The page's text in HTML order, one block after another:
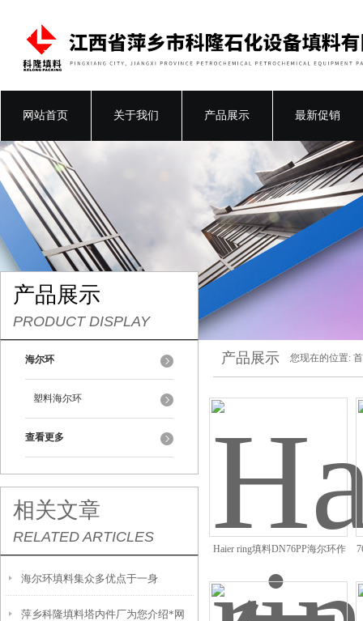
网站首页 关于我们 产品展示 最新促销
产品展示
PRODUCT DISPLAY
海尔环
塑料海尔环
查看更多
相关文章
RELATED ARTICLES
海尔环填料集众多优点于一身
萍乡科隆填料塔内件厂为您介绍*网
产品展示 您现在的位置:
Haier ring填料DN76PP海尔环作
用优点